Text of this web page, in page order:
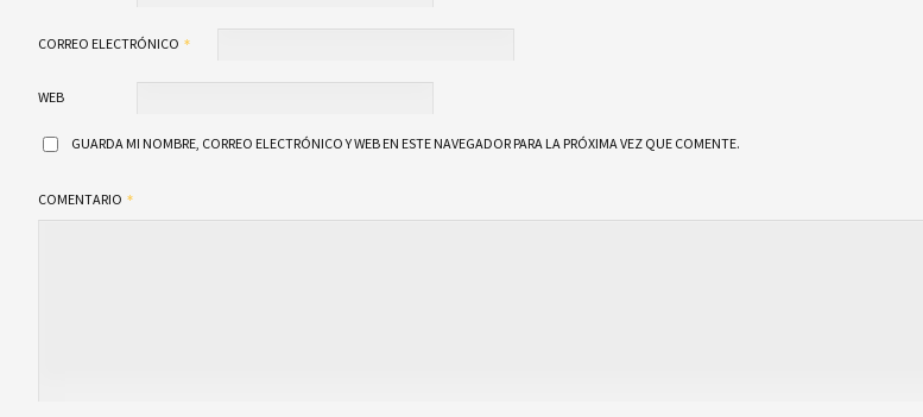
CORREO ELECTRÓNICO
WEB
GUARDA MI NOMBRE, CORREO ELECTRÓNICO Y WEB EN ESTE NAVEGADOR PARA LA PRÓXIMA VEZ QUE COMENTE.
COMENTARIO